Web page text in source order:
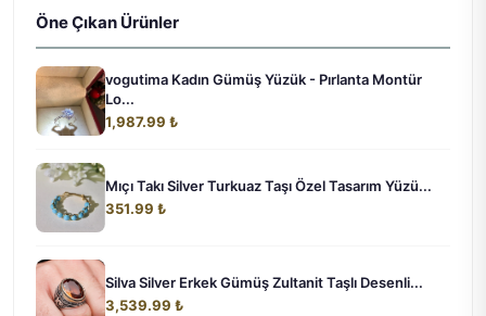
Öne Çıkan Ürünler
vogutima Kadın Gümüş Yüzük - Pırlanta Montür
Lo...
1,987.99 ₺
Mıçı Takı Silver Turkuaz Taşı Özel Tasarım Yüzü...
351.99 ₺
Silva Silver Erkek Gümüş Zultanit Taşlı Desenli...
3,539.99 ₺